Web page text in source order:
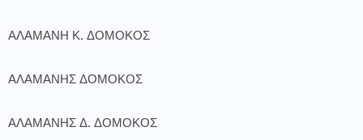
ΑΛΑΜΑΝΗ Κ. ΔΟΜΟΚΟΣ
ΑΛΑΜΑΝΗΣ ΔΟΜΟΚΟΣ
ΑΛΑΜΑΝΗΣ Δ. ΔΟΜΟΚΟΣ